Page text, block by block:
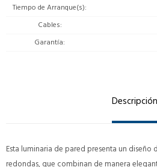
Tiempo de Arranque(s)
Cables
Garantía
Descripción
Esta luminaria de pared presenta un
redondas, que combinan de manera